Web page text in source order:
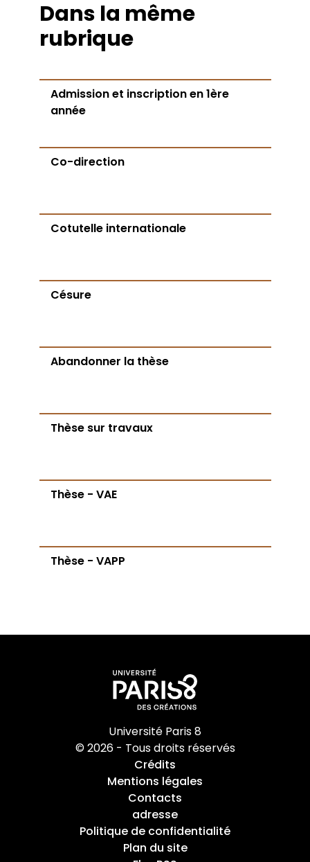
Dans la même
rubrique
Admission et inscription en 1ère
année
Co-direction
Cotutelle internationale
Césure
Abandonner la thèse
Thèse sur travaux
Thèse - VAE
Thèse - VAPP
Université Paris 8
© 2026 - Tous droits réservés
Crédits
Mentions légales
Contacts
adresse
Politique de confidentialité
Plan du site